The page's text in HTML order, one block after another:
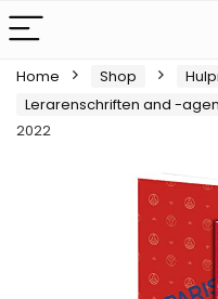
Home Shop
Lerarenschriften and -
2022